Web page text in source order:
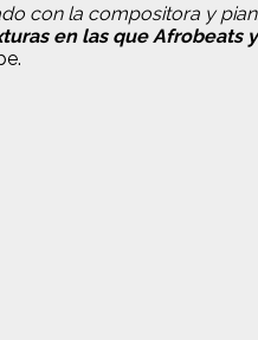
con la compositora y
en las que